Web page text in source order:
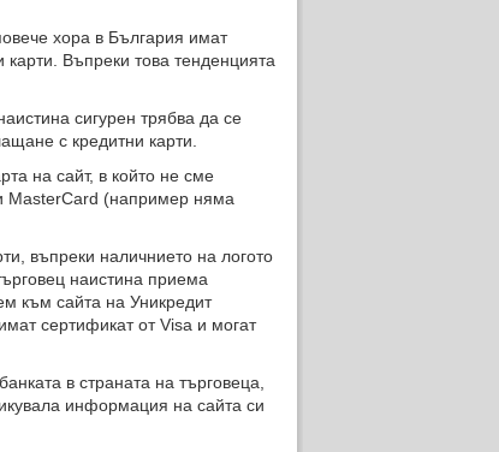
хора в България имат
карти. Въпреки това тенденцията
сигурен трябва да се
с кредитни карти.
на сайт, в който не сме
MasterCard (например няма
въпреки наличнието на логото
наистина приема
към сайта на Уникредит
сертификат от Visa и могат
в страната на търговеца,
информация на сайта си